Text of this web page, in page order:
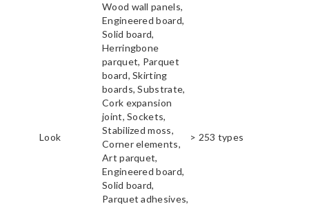
Look
Wood wall panels,
Engineered board,
Solid board,
Herringbone
parquet, Parquet
board, Skirting
boards, Substrate,
Cork expansion
joint, Sockets,
Stabilized moss,
Corner elements,
Art parquet,
Engineered board,
Solid board,
Parquet adhesives,
> 253 types